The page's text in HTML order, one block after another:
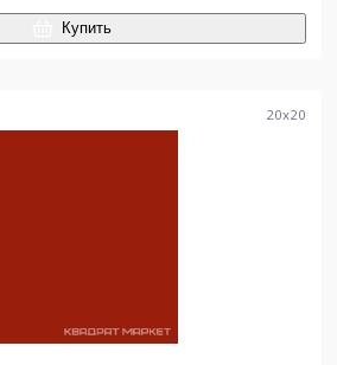
Купить
20x20